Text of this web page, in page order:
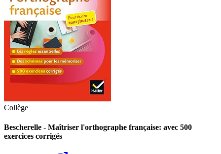
Collège
Bescherelle - Maîtriser l'orthographe française: avec 500
exercices corrigés